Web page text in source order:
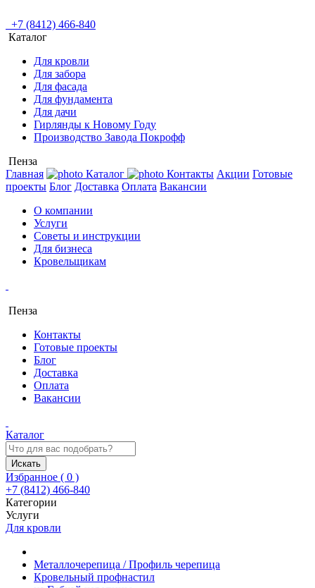
+7 (8412) 466-840
Каталог
Для кровли
Для забора
Для фасада
Для фундамента
Для дачи
Гирлянды к Новому Году
Производство Завода Покрофф
Пенза
Главная
Каталог Контакты Акции Готовые
проекты Блог Доставка Оплата Вакансии
О компании
Услуги
Советы и инструкции
Для бизнеса
Кровельщикам
Пенза
Контакты
Готовые проекты
Блог
Доставка
Оплата
Вакансии
Каталог
Искать
Избранное ( 0 )
+7 (8412) 466-840
Категории
Услуги
Для кровли
Металлочерепица / Профиль черепица
Кровельный профнастил